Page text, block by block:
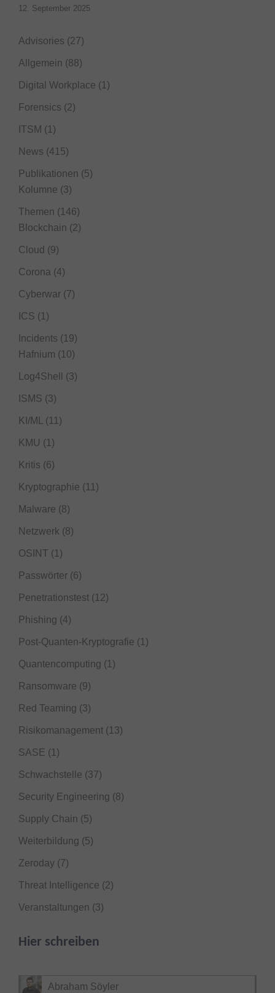
12. September 2025
Advisories (27)
Allgemein (88)
Digital Workplace (1)
Forensics (2)
ITSM (1)
News (415)
Publikationen (5)
Kolumne (3)
Themen (146)
Blockchain (2)
Cloud (9)
Corona (4)
Cyberwar (7)
ICS (1)
Incidents (19)
Hafnium (10)
Log4Shell (3)
ISMS (3)
KI/ML (11)
KMU (1)
Kritis (6)
Kryptographie (11)
Malware (8)
Netzwerk (8)
OSINT (1)
Passwörter (6)
Penetrationstest (12)
Phishing (4)
Post-Quanten-Kryptografie (1)
Quantencomputing (1)
Ransomware (9)
Red Teaming (3)
Risikomanagement (13)
SASE (1)
Schwachstelle (37)
Security Engineering (8)
Supply Chain (5)
Weiterbildung (5)
Zeroday (7)
Threat Intelligence (2)
Veranstaltungen (3)
Hier schreiben
Abraham Söyler